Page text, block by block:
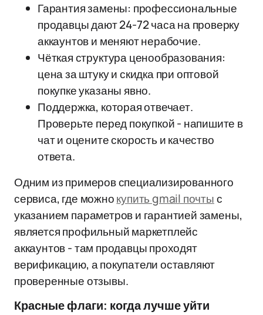
Гарантия замены: профессиональные
продавцы дают 24-72 часа на проверку
аккаунтов и меняют нерабочие.
Чёткая структура ценообразования:
цена за штуку и скидка при оптовой
покупке указаны явно.
Поддержка, которая отвечает.
Проверьте перед покупкой - напишите в
чат и оцените скорость и качество
ответа.
Одним из примеров специализированного
сервиса, где можнокупить gmail почтыс
указанием параметров и гарантией замены,
является профильный маркетплейс
аккаунтов - там продавцы проходят
верификацию, а покупатели оставляют
проверенные отзывы.
Красные флаги: когда лучше уйти